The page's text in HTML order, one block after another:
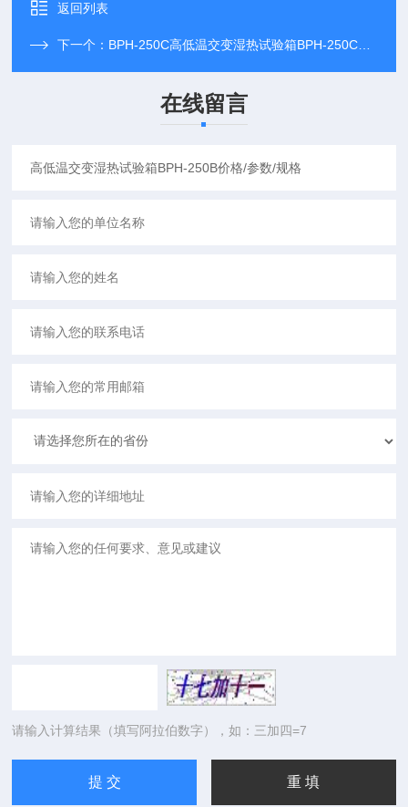
返回列表
下一个： BPH-250C高低温交变湿热试验箱BPH-250C价格/参数/规格
在线留言
请输入计算结果（填写阿拉伯数字），如：三加四=7